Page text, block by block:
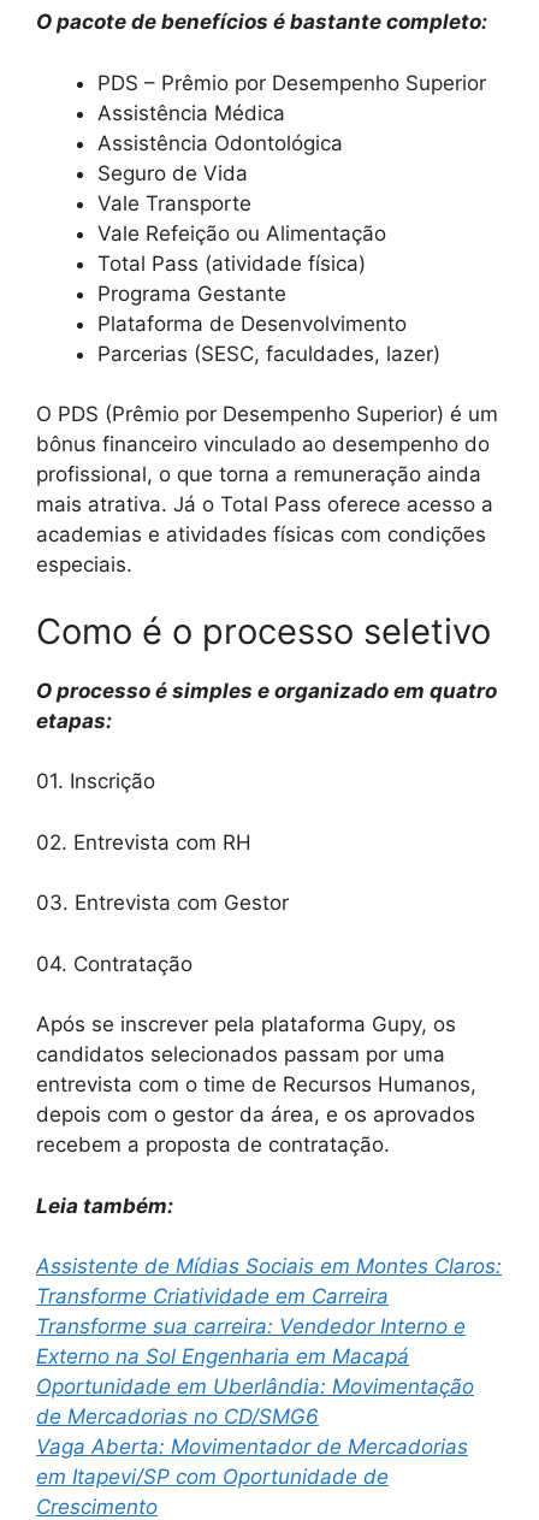
O pacote de benefícios é bastante completo:
PDS – Prêmio por Desempenho Superior
Assistência Médica
Assistência Odontológica
Seguro de Vida
Vale Transporte
Vale Refeição ou Alimentação
Total Pass (atividade física)
Programa Gestante
Plataforma de Desenvolvimento
Parcerias (SESC, faculdades, lazer)
O PDS (Prêmio por Desempenho Superior) é um
bônus financeiro vinculado ao desempenho do
profissional, o que torna a remuneração ainda
mais atrativa. Já o Total Pass oferece acesso a
academias e atividades físicas com condições
especiais.
Como é o processo seletivo
O processo é simples e organizado em quatro
etapas:
01. Inscrição
02. Entrevista com RH
03. Entrevista com Gestor
04. Contratação
Após se inscrever pela plataforma Gupy, os
candidatos selecionados passam por uma
entrevista com o time de Recursos Humanos,
depois com o gestor da área, e os aprovados
recebem a proposta de contratação.
Leia também:
Assistente de Mídias Sociais em Montes Claros:
Transforme Criatividade em Carreira
Transforme sua carreira: Vendedor Interno e
Externo na Sol Engenharia em Macapá
Oportunidade em Uberlândia: Movimentação
de Mercadorias no CD/SMG6
Vaga Aberta: Movimentador de Mercadorias
em Itapevi/SP com Oportunidade de
Crescimento